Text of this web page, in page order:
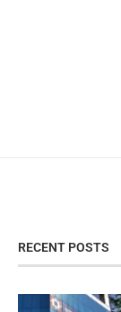
RECENT POSTS